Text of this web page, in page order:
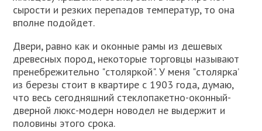
сырости и резких перепадов температур, то она
вполне подойдет.
Двери, равно как и оконные рамы из дешевых
древесных пород, некоторые торговцы называют
пренебрежительно "столяркой". У меня "столярка’
из березы стоит в квартире с 1903 года, думаю,
что весь сегодняшний стеклопакетно-оконный-
дверной люкс-модерн новодел не выдержит и
половины этого срока.